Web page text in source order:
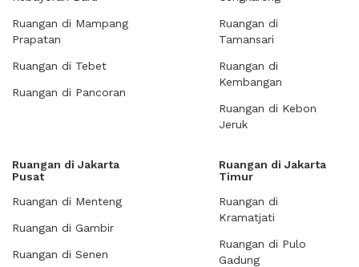
Ruangan di Mampang
Prapatan
Ruangan di Tebet
Ruangan di Pancoran
Ruangan di
Tamansari
Ruangan di
Kembangan
Ruangan di Kebon
Jeruk
Ruangan di Jakarta
Pusat
Ruangan di Menteng
Ruangan di Gambir
Ruangan di Senen
Ruangan di Jakarta
Timur
Ruangan di
Kramatjati
Ruangan di Pulo
Gadung